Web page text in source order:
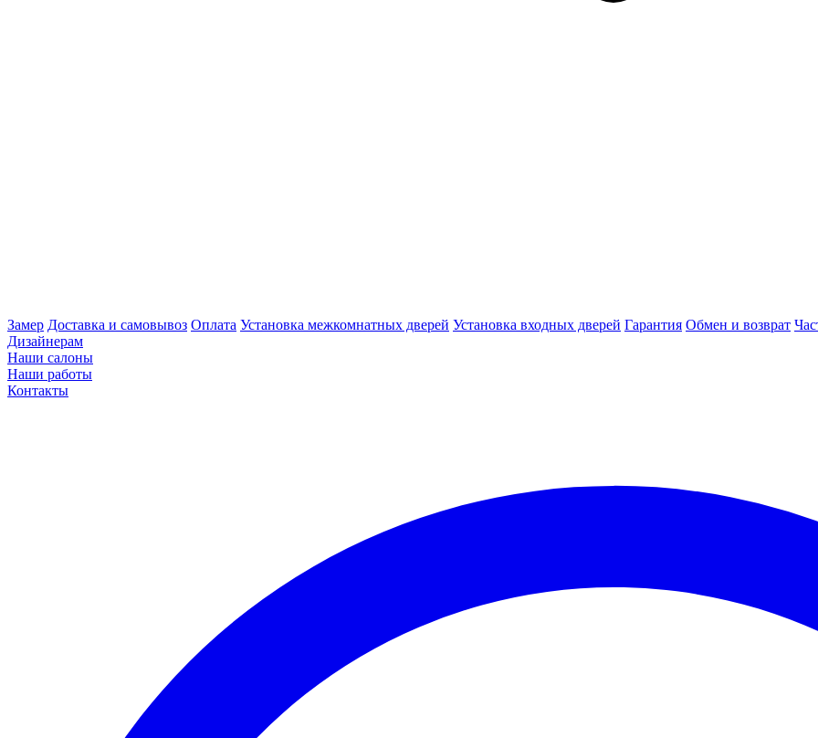
Замер Доставка и самовывоз Оплата Установка межкомнатных дверей Установка входных дверей Гарантия Обмен и возврат
Дизайнерам
Наши салоны
Наши работы
Контакты